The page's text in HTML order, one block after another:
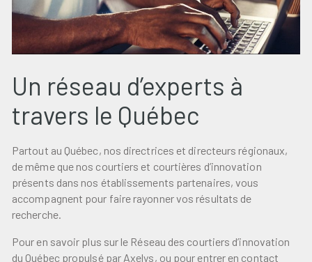
Un réseau d’experts à
travers le Québec
Partout au Québec, nos directrices et directeurs régionaux,
de même que nos courtiers et courtières d’innovation
présents dans nos établissements partenaires, vous
accompagnent pour faire rayonner vos résultats de
recherche.
Pour en savoir plus sur le Réseau des courtiers d’innovation
du Québec propulsé par Axelys, ou pour entrer en contact